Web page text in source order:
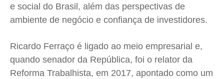
e social do Brasil, além das perspectivas de
ambiente de negócio e confiança de investidores.
Ricardo Ferraço é ligado ao meio empresarial e,
quando senador da República, foi o relator da
Reforma Trabalhista, em 2017, apontado como um